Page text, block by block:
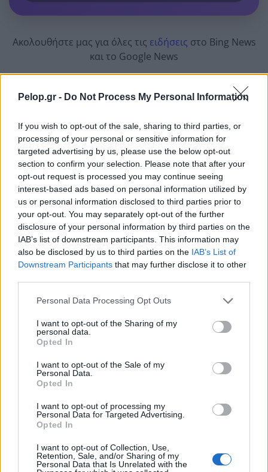
Pelop.gr - Do Not Process My Personal Information
If you wish to opt-out of the sale, sharing to third parties, or
processing of your personal or sensitive information for
targeted advertising by us, please use the below opt-out
section to confirm your selection. Please note that after your
opt-out request is processed you may continue seeing
interest-based ads based on personal information utilized by
us or personal information disclosed to third parties prior to
your opt-out. You may separately opt-out of the further
disclosure of your personal information by third parties on the
IAB’s list of downstream participants. This information may
also be disclosed by us to third parties on the IAB’s List of
Downstream Participants that may further disclose it to other
Please note that this website/app uses one or more Google
not limited to your visit or usage behaviour. You may click to
grant or deny consent to Google and its third-party tags to
use your data for below specified purposes in below Google
consent section.
Personal Data Processing Opt Outs
I want to opt-out of the Sharing of my
personal data.
Opted In
I want to opt-out of the Sale of my
Personal Data.
Opted In
I want to opt-out of processing my
Personal Data for Targeted Advertising.
Opted In
I want to opt-out of Collection, Use,
Retention, Sale, and/or Sharing of my
Personal Data that Is Unrelated with the
Ακολουθήστε μας για όλες τις ειδήσεις στο Bing News
και το Google News
Από το Δίκτυο
Το «αθώο» συμπλήρωμα που μπορεί να βλάψει το
συκώτι